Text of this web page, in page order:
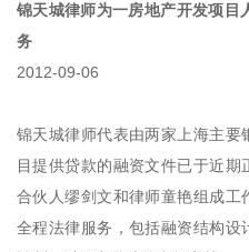
锦天城律师为一房地产开发项目
务
2012-09-06
锦天城律师代表由两家上海主要
目提供贷款的融资文件已于近
合伙人缪剑文和律师童艳组成工
全程法律服务，包括融资结构设